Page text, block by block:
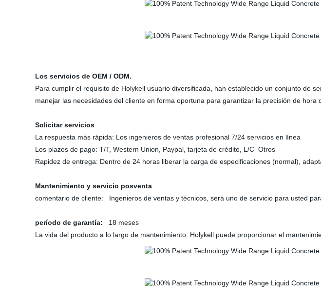
Los servicios de OEM / ODM.
Para cumplir el requisito de Holykell usuario diversificada, han establecido un conjunto de
manejar las necesidades del cliente en forma oportuna para garantizar la precisión de hora
Solicitar servicios
La respuesta más rápida: Los ingenieros de ventas profesional 7/24 servicios en línea
Los plazos de pago: T/T, Western Union, Paypal, tarjeta de crédito, L/C Otros
Rapidez de entrega: Dentro de 24 horas liberar la carga de especificaciones (normal),
Mantenimiento y servicio posventa
comentario de cliente: Ingenieros de ventas y técnicos, será uno de servicio para usted
período de garantía:
18 meses
La vida del producto a lo largo de mantenimiento: Holykell puede proporcionar el